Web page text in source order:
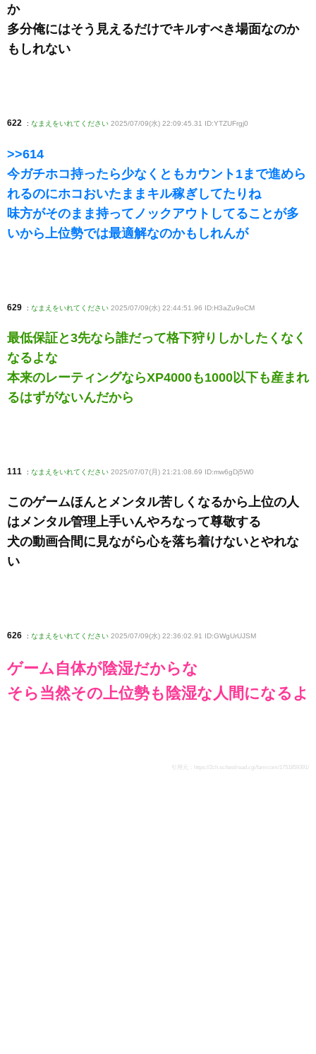
か
多分俺にはそう見えるだけでキルすべき場面なのか
もしれない
622 : なまえをいれてください 2025/07/09(水) 22:09:45.31 ID:YTZUFrgj0
>>614
今ガチホコ持ったら少なくともカウント1まで進めら
れるのにホコおいたままキル稼ぎしてたりね
味方がそのまま持ってノックアウトしてることが多
いから上位勢では最適解なのかもしれんが
629 : なまえをいれてください 2025/07/09(水) 22:44:51.96 ID:H3aZu9oCM
最低保証と3先なら誰だって格下狩りしかしたくなく
なるよな
本来のレーティングならXP4000も1000以下も産まれ
るはずがないんだから
111 : なまえをいれてください 2025/07/07(月) 21:21:08.69 ID:mw6gDj5W0
このゲームほんとメンタル苦しくなるから上位の人
はメンタル管理上手いんやろなって尊敬する
犬の動画合間に見ながら心を落ち着けないとやれな
い
626 : なまえをいれてください 2025/07/09(水) 22:36:02.91 ID:GWgUrUJSM
ゲーム自体が陰湿だからな
そら当然その上位勢も陰湿な人間になるよ
引用元： https://2ch.sc/test/read.cgi/famicom/1751859391/